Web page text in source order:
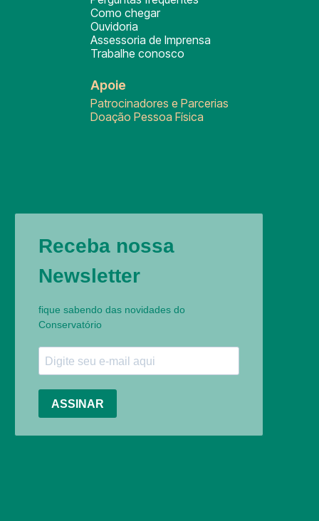
Como chegar
Ouvidoria
Assessoria de Imprensa
Trabalhe conosco
Apoie
Patrocinadores e Parcerias
Doação Pessoa Física